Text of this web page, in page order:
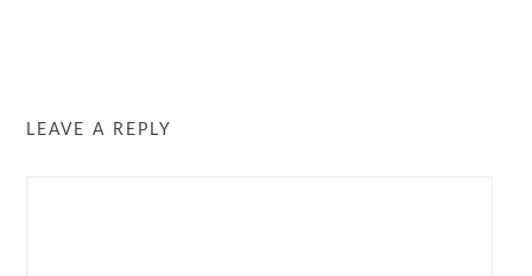
LEAVE A REPLY